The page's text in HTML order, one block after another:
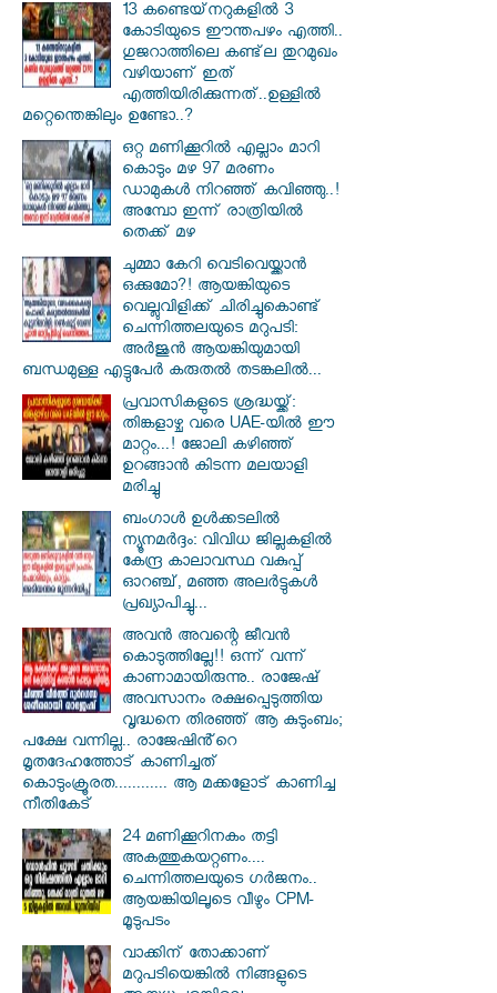
13 കണ്ടെയ്‌നറുകളിൽ 3
കോടിയുടെ ഈന്തപഴം എത്തി..
ഗുജറാത്തിലെ കണ്ട്‌ല തുറമുഖം
വഴിയാണ് ഇത്
എത്തിയിരിക്കുന്നത്..ഉള്ളിൽ
മറ്റെന്തെങ്കിലും ഉണ്ടോ..?
ഒറ്റ മണിക്കൂറിൽ എല്ലാം മാറി
കൊടും മഴ 97 മരണം
ഡാമുകൾ നിറഞ്ഞ് കവിഞ്ഞു..!
അമ്പോ ഇന്ന് രാത്രിയിൽ
തെക്ക് മഴ
ചുമ്മാ കേറി വെടിവെയ്ക്കാൻ
ഒക്കുമോ?! ആയങ്കിയുടെ
വെല്ലുവിളിക്ക് ചിരിച്ചുകൊണ്ട്
ചെന്നിത്തലയുടെ മറുപടി:
അർജുൻ ആയങ്കിയുമായി
ബന്ധമുള്ള എട്ടുപേർ കരുതൽ തടങ്കലിൽ...
പ്രവാസികളുടെ ശ്രദ്ധയ്ക്ക്:
തിങ്കളാഴ്ച വരെ UAE-യിൽ ഈ
മാറ്റം...! ജോലി കഴിഞ്ഞ്
ഉറങ്ങാൻ കിടന്ന മലയാളി
മരിച്ചു
ബംഗാൾ ഉൾക്കടലിൽ
ന്യൂനമർദ്ദം: വിവിധ ജില്ലകളിൽ
കേന്ദ്ര കാലാവസ്ഥ വകുപ്പ്
ഓറഞ്ച്, മഞ്ഞ അലർട്ടുകൾ
പ്രഖ്യാപിച്ചു...
അവൻ അവന്റെ ജീവൻ
കൊടുത്തില്ലേ!! ഒന്ന് വന്ന്
കാണാമായിരുന്നു.. രാജേഷ്
അവസാനം രക്ഷപ്പെടുത്തിയ
വൃദ്ധനെ തിരഞ്ഞ് ആ കുടുംബം;
പക്ഷേ വന്നില്ല.. രാജേഷിൻ്റെ
മൃതദേഹത്തോട് കാണിച്ചത്
കൊടുംക്രൂരത............ ആ മക്കളോട് കാണിച്ച
നീതികേട്
24 മണിക്കൂറിനകം തട്ടി
അകത്തുകയറ്റണം....
ചെന്നിത്തലയുടെ ഗർജനം..
ആയങ്കിയിലൂടെ വീഴും CPM-
മൂടുപടം
വാക്കിന് തോക്കാണ്
മറുപടിയെങ്കിൽ നിങ്ങളുടെ